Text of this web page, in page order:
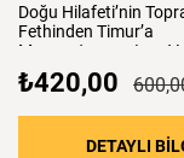
Doğu Hilafeti’nin
Fethinden Timur’a
Mezopotamya,
Iran Ve
₺420,00
DETAYLI